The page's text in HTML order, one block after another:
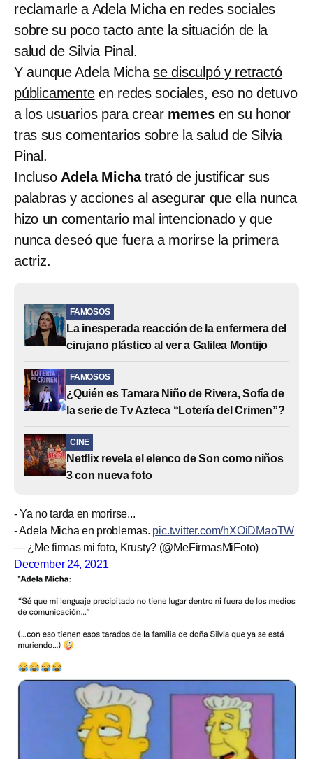
reclamarle a Adela Micha en redes sociales
sobre su poco tacto ante la situación de la
salud de Silvia Pinal.
Y aunque Adela Michase disculpó y retractó
públicamenteen redes sociales, eso no detuvo
a los usuarios para crear memesen su honor
tras sus comentarios sobre la salud de Silvia
Pinal.
Incluso Adela Michatrató de justificar sus
palabras y acciones al asegurar que ella nunca
hizo un comentario mal intencionado y que
nunca deseó que fuera a morirse la primera
actriz.
FAMOSOS
La inesperada reacción de la enfermera del
cirujano plástico al ver a Galilea Montijo
FAMOSOS
¿Quién es Tamara Niño de Rivera, Sofía de
la serie de Tv Azteca “Lotería del Crimen”?
CINE
Netflix revela el elenco de Son como niños
3 con nueva foto
- Ya no tarda en morirse...
- Adela Micha en problemas. pic.twitter.com/hXOiDMaoTW
— ¿Me firmas mi foto, Krusty? (@MeFirmasMiFoto)
December 24, 2021